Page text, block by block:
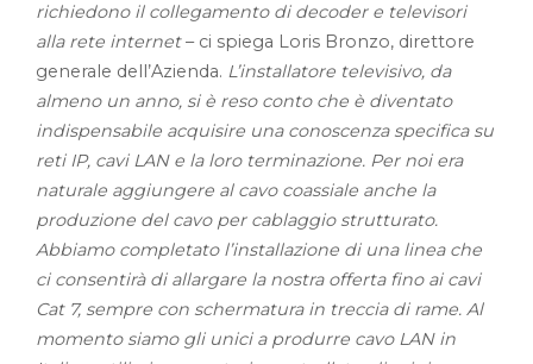
richiedono il collegamento di decoder e televisori
alla rete internet– ci spiega Loris Bronzo, direttore
generale dell’Azienda. L’installatore televisivo, da
almeno un anno, si è reso conto che è diventato
indispensabile acquisire una conoscenza specifica su
reti IP, cavi LAN e la loro terminazione. Per noi era
naturale aggiungere al cavo coassiale anche la
produzione del cavo per cablaggio strutturato.
Abbiamo completato l’installazione di una linea che
ci consentirà di allargare la nostra offerta fino ai cavi
Cat 7, sempre con schermatura in treccia di rame. Al
momento siamo gli unici a produrre cavo LAN in